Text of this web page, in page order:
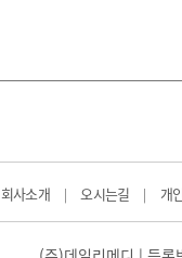
회사소개 | 오시는길 | 개